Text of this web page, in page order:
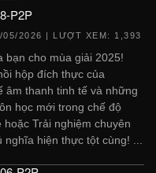
P2P
05/2026 | LƯỢT XEM: 1,393
bạn cho mùa giải 2025!
hộp đích thực của
thanh tinh tế và những
học mới trong chế độ
hoặc Trải nghiệm chuyên
hiện thực tột cùng! ...